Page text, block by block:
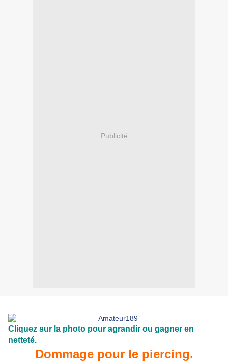
Publicité
Cliquez sur la photo pour agrandir ou gagner en
netteté.
Dommage pour le piercing.